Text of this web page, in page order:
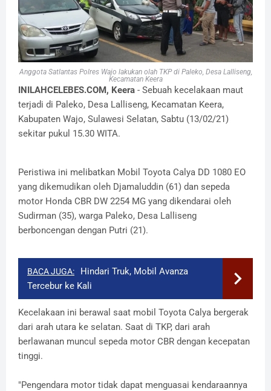
Anggota Satlantas Polres Wajo lakukan olah TKP di Paleko, Desa Lalliseng,
Kecamatan Keera
INILAHCELEBES.COM, Keera - Sebuah kecelakaan maut
terjadi di Paleko, Desa Lalliseng, Kecamatan Keera,
Kabupaten Wajo, Sulawesi Selatan, Sabtu (13/02/21)
sekitar pukul 15.30 WITA.
Peristiwa ini melibatkan Mobil Toyota Calya DD 1080 EO
yang dikemudikan oleh Djamaluddin (61) dan sepeda
motor Honda CBR DW 2254 MG yang dikendarai oleh
Sudirman (35), warga Paleko, Desa Lalliseng
berboncengan dengan Putri (21).
BACA JUGA:
Hindari Truk, Mobil Avanza
Tercebur ke Kali
Kecelakaan ini berawal saat mobil Toyota Calya bergerak
dari arah utara ke selatan. Saat di TKP, dari arah
berlawanan muncul sepeda motor CBR dengan kecepatan
tinggi.
"Pengendara motor tidak dapat menguasai kendaraannya